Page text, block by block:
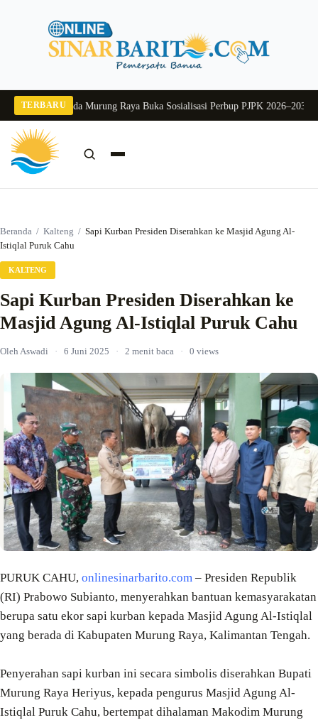
TERBARU
2026Pj Sekda Murung Raya Buka Sosialisasi Perbup PJPK 2026–2030
Beranda / Kalteng / Sapi Kurban Presiden Diserahkan ke Masjid Agung Al-
Istiqlal Puruk Cahu
KALTENG
Sapi Kurban Presiden Diserahkan ke
Masjid Agung Al-Istiqlal Puruk Cahu
Oleh Aswadi · 6 Juni 2025 · 2 menit baca · 0 views
PURUK CAHU, onlinesinarbarito.com – Presiden Republik
(RI) Prabowo Subianto, menyerahkan bantuan kemasyarakatan
berupa satu ekor sapi kurban kepada Masjid Agung Al-Istiqlal
yang berada di Kabupaten Murung Raya, Kalimantan Tengah.
Penyerahan sapi kurban ini secara simbolis diserahkan Bupati
Murung Raya Heriyus, kepada pengurus Masjid Agung Al-
Istiqlal Puruk Cahu, bertempat dihalaman Makodim Murung